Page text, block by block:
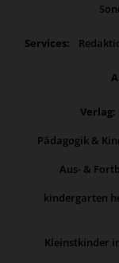
Services:
Verlag:
Pädagogik &
Aus- &
kindergarten
Kleinstkinder